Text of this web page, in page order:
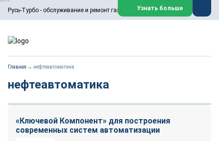
Русь-Турбо - обслуживание и ремонт газовых паровых турбин
ООО «Русь-Турбо» занимается сервисом газовых и паровых
турбин, комплексным ремонтом, восстановлением,
техническим обслуживанием оборудования ТЭС,
работают на нефтегазовых, нефтехимических,
металлургических и других предприятиях.
Реклама. ООО «Русь-Турбо», ИНН 7802588950
Перейти на сайт
Узнать больше
Главная → нефтеавтоматика
нефтеавтоматика
«Ключевой Компонент» для построения
современных систем автоматизации